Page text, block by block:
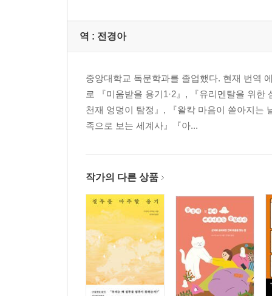
역 : 전경아
중앙대학교 독문학과를 졸업했다. 현재 번역
로 『미움받을 용기1·2』, 『유리멘탈을 위
천재 엉덩이 탐정』, 『왈칵 마음이 쏟아지는
족으로 보는 세계사』『아...
작가의 다른 상품